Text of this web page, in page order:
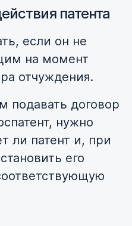
патента
если он не
на момент
отчуждения.
подавать договор
нужно
ли патент и, при
его